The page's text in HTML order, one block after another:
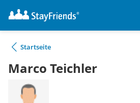
Startseite
Marco Teichler